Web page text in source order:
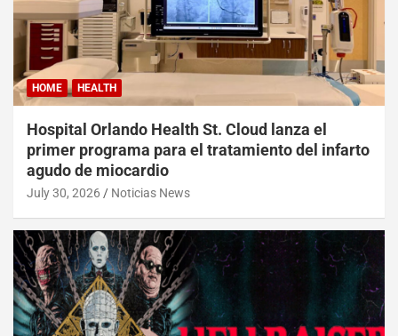
HOME HEALTH
Hospital Orlando Health St. Cloud lanza el
primer programa para el tratamiento del infarto
agudo de miocardio
July 30, 2026 Noticias News